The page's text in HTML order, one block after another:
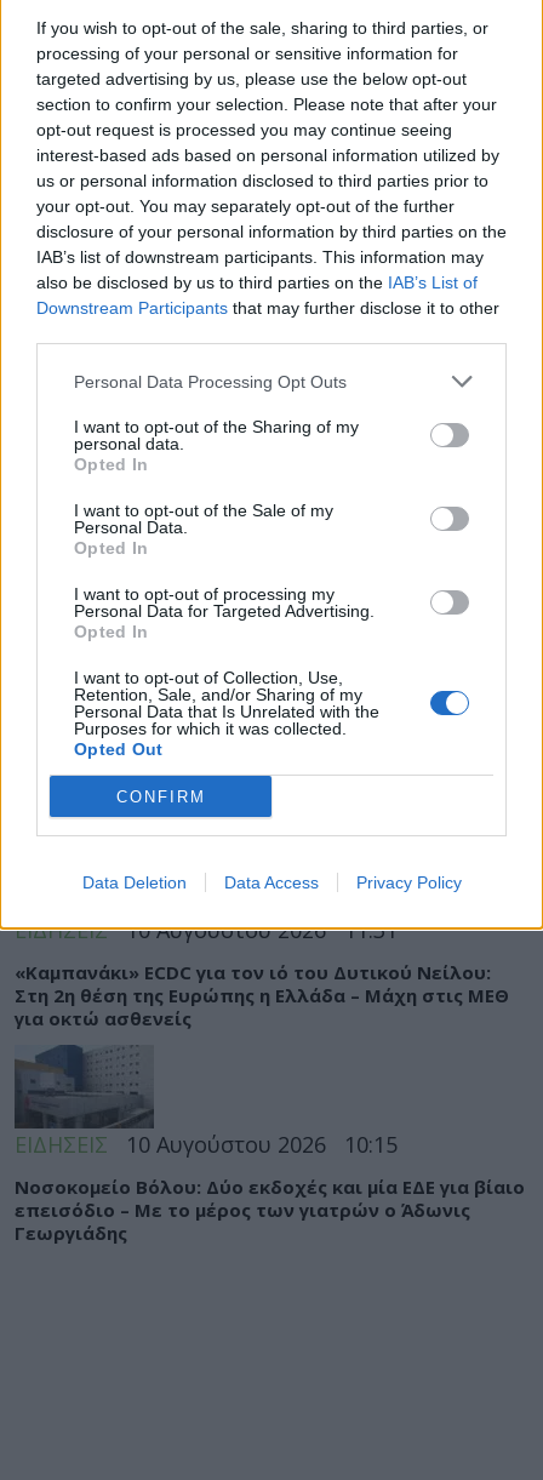
If you wish to opt-out of the sale, sharing to third parties, or
processing of your personal or sensitive information for
targeted advertising by us, please use the below opt-out
section to confirm your selection. Please note that after your
opt-out request is processed you may continue seeing
interest-based ads based on personal information utilized by
us or personal information disclosed to third parties prior to
your opt-out. You may separately opt-out of the further
disclosure of your personal information by third parties on the
IAB’s list of downstream participants. This information may
also be disclosed by us to third parties on the IAB’s List of
Downstream Participants that may further disclose it to other
Personal Data Processing Opt Outs
I want to opt-out of the Sharing of my
personal data.
Opted In
I want to opt-out of the Sale of my
Personal Data.
Opted In
I want to opt-out of processing my
Personal Data for Targeted Advertising.
Opted In
I want to opt-out of Collection, Use,
Retention, Sale, and/or Sharing of my
Personal Data that Is Unrelated with the
Purposes for which it was collected.
Opted Out
CONFIRM
Data Deletion Data Access Privacy Policy
ΡΟΗ ΕΙΔΗΣΕΩΝ
10 Αυγούστου 2026 12:56
Φυσικοθεραπεία: Η κίνηση δεν είναι μόνο
αποκατάσταση, αλλά πρόληψη και μακροζωία
ΕΙΔΗΣΕΙΣ 10 Αυγούστου 2026 11:31
«Καμπανάκι» ECDC για τον ιό του Δυτικού Νείλου:
Στη 2η θέση της Ευρώπης η Ελλάδα – Μάχη στις ΜΕΘ
για οκτώ ασθενείς
ΕΙΔΗΣΕΙΣ 10 Αυγούστου 2026 10:15
Νοσοκομείο Βόλου: Δύο εκδοχές και μία ΕΔΕ για βίαιο
επεισόδιο – Με το μέρος των γιατρών ο Άδωνις
Γεωργιάδης